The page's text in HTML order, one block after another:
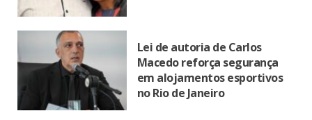
Lei de autoria de Carlos
Macedo reforça segurança
em alojamentos esportivos
no Rio de Janeiro